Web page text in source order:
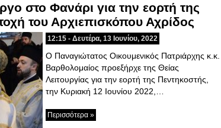
στο Φανάρι για την εορτή της
του Αρχιεπισκόπου Αχρίδος
12:15 - Δευτέρα, 13 Ιουνίου, 2022
Ο Παναγιώτατος Οικουμενικός Πατριάρχης κ.κ.
Βαρθολομαίος προεξήρχε της Θείας
Λειτουργίας για την εορτή της Πεντηκοστής,
την Κυριακή 12 Ιουνίου 2022,…
Περισσότερα »